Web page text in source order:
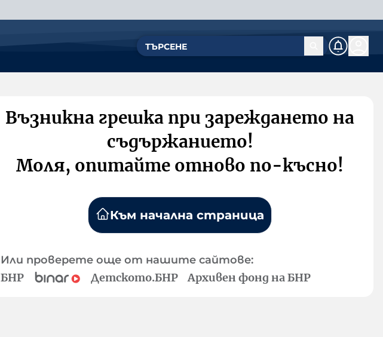
Възникна грешка при зареждането на
съдържанието!
Моля, опитайте отново по-късно!
Към начална страница
Или проверете още от нашите сайтове:
БНР Детското.БНР Архивен фонд на БНР